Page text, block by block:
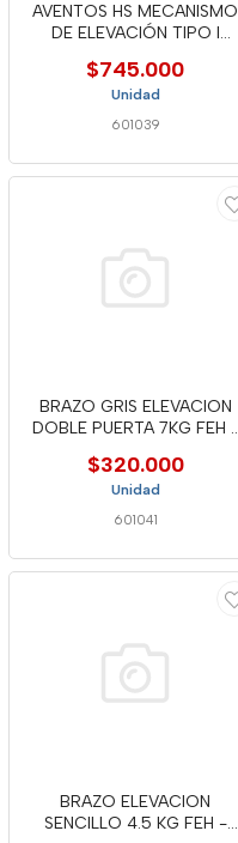
AVENTOS HS MECANISMO
DE ELEVACIÓN TIPO I
$745.000
Unidad
601039
BRAZO GRIS ELEVACION
DOBLE PUERTA 7KG FEH -
$320.000
Unidad
601041
BRAZO ELEVACION
SENCILLO 4.5 KG FEH -